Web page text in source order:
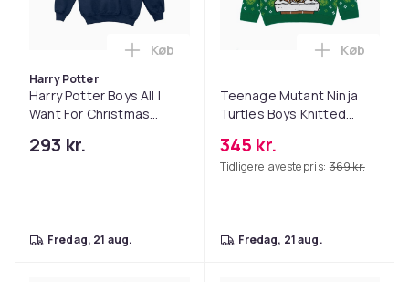
Harry Potter
Harry Potter Boys All I
Want For Christmas
293 kr.
Læg Harry Potter Boys All I Want For
Køb
fredag, 21 aug.
Teenage Mutant Ninja
Turtles Boys Knitted
345 kr.
Tidligere laveste pris: 369 kr.
Læg
Køb
fredag, 21 aug.